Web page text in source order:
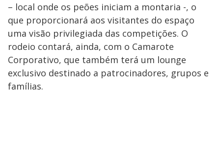
– local onde os peões iniciam a montaria -, o
que proporcionará aos visitantes do espaço
uma visão privilegiada das competições. O
rodeio contará, ainda, com o Camarote
Corporativo, que também terá um lounge
exclusivo destinado a patrocinadores, grupos e
famílias.